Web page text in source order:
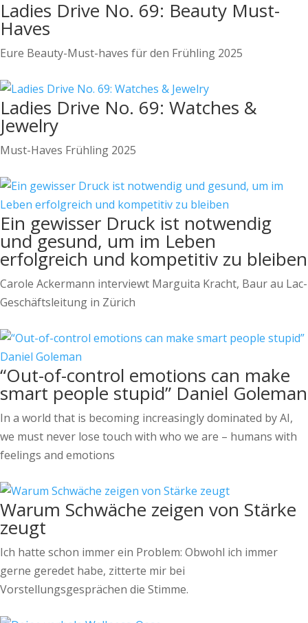
Ladies Drive No. 69: Beauty Must-
Haves
Eure Beauty-Must-haves für den Frühling 2025
Ladies Drive No. 69: Watches &
Jewelry
Must-Haves Frühling 2025
Ein gewisser Druck ist notwendig
und gesund, um im Leben
erfolgreich und kompetitiv zu bleiben
Carole Ackermann interviewt Marguita Kracht, Baur au Lac-
Geschäftsleitung in Zürich
“Out-of-control emotions can make
smart people stupid” Daniel Goleman
In a world that is becoming increasingly dominated by AI,
we must never lose touch with who we are – humans with
feelings and emotions
Warum Schwäche zeigen von Stärke
zeugt
Ich hatte schon immer ein Problem: Obwohl ich immer
gerne geredet habe, zitterte mir bei
Vorstellungsgesprächen die Stimme.